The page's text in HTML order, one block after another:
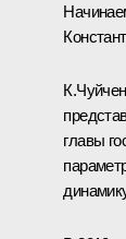
главы